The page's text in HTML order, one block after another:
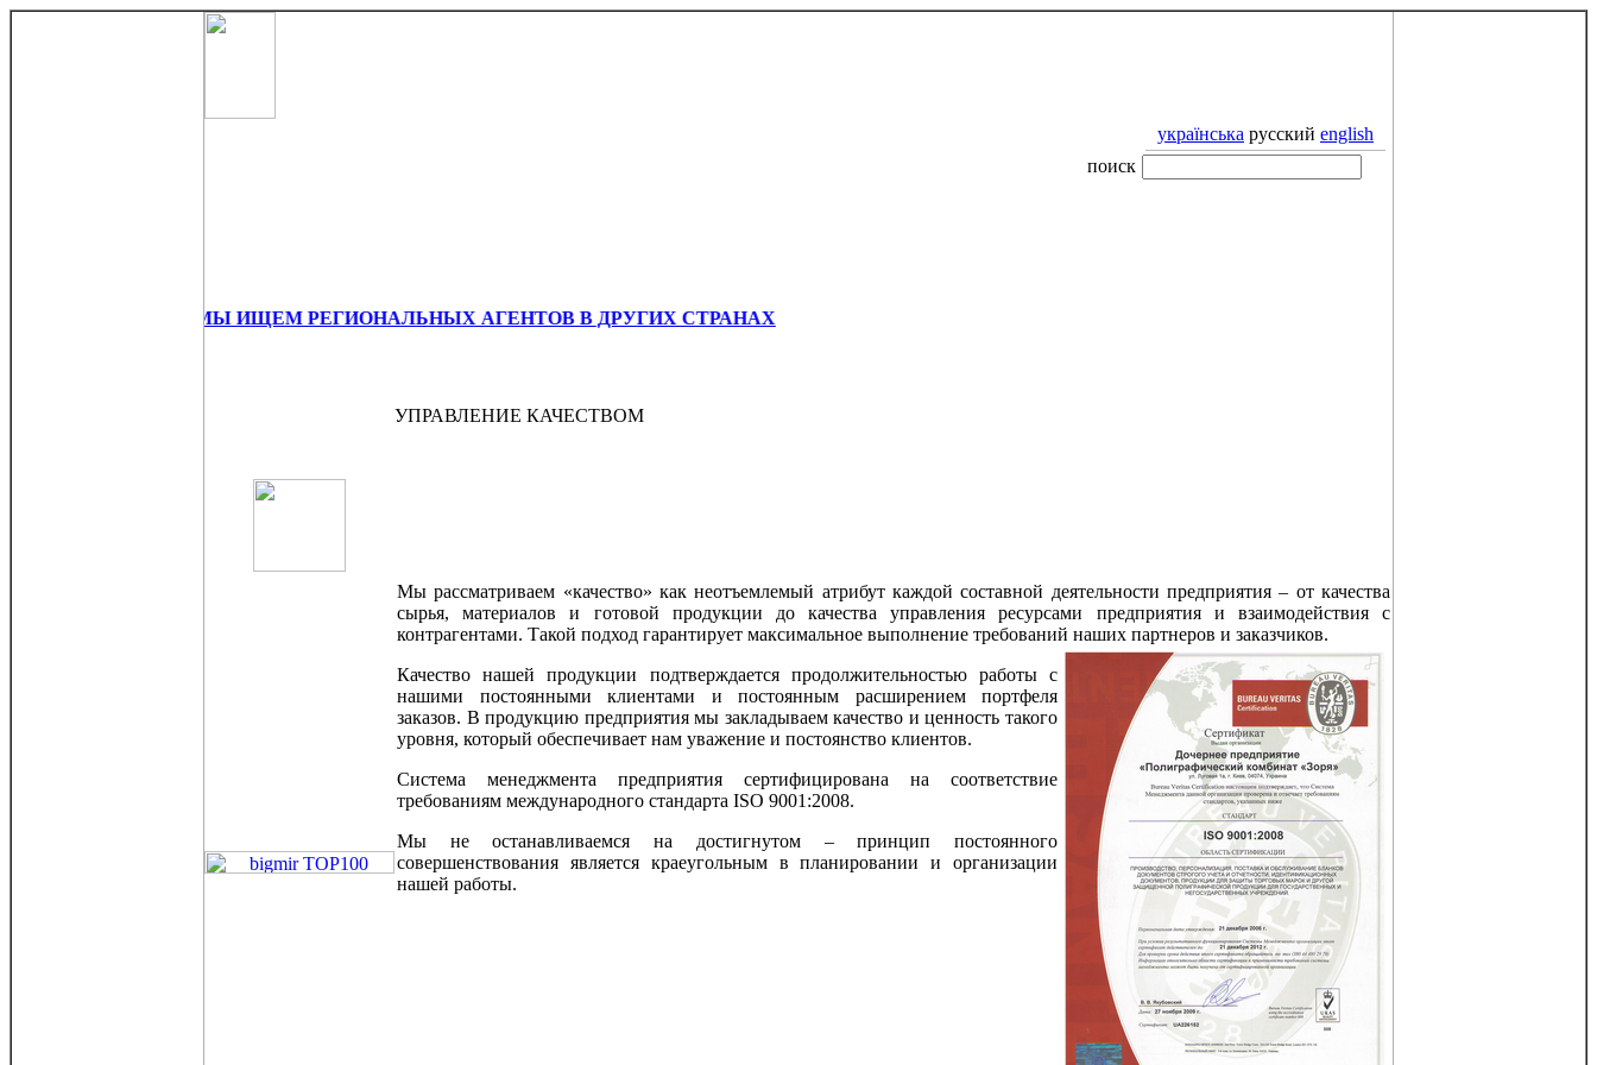
українська русский english
поиск
МЫ ИЩЕМ РЕГИОНАЛЬНЫХ АГЕНТОВ В ДРУГИХ СТРАНАХ
УПРАВЛЕНИЕ КАЧЕСТВОМ
Мы рассматриваем «качество» как неотъемлемый атрибут каждой составной деятельности предприятия – от качества
сырья, материалов и готовой продукции до качества управления ресурсами предприятия и взаимодействия с
контрагентами. Такой подход гарантирует максимальное выполнение требований наших партнеров и заказчиков.
Качество нашей продукции подтверждается продолжительностью работы с
нашими постоянными клиентами и постоянным расширением портфеля
заказов. В продукцию предприятия мы закладываем качество и ценность такого
уровня, который обеспечивает нам уважение и постоянство клиентов.
Система менеджмента предприятия сертифицирована на соответствие
требованиям международного стандарта ISO 9001:2008.
Мы не останавливаемся на достигнутом – принцип постоянного
совершенствования является краеугольным в планировании и организации
нашей работы.